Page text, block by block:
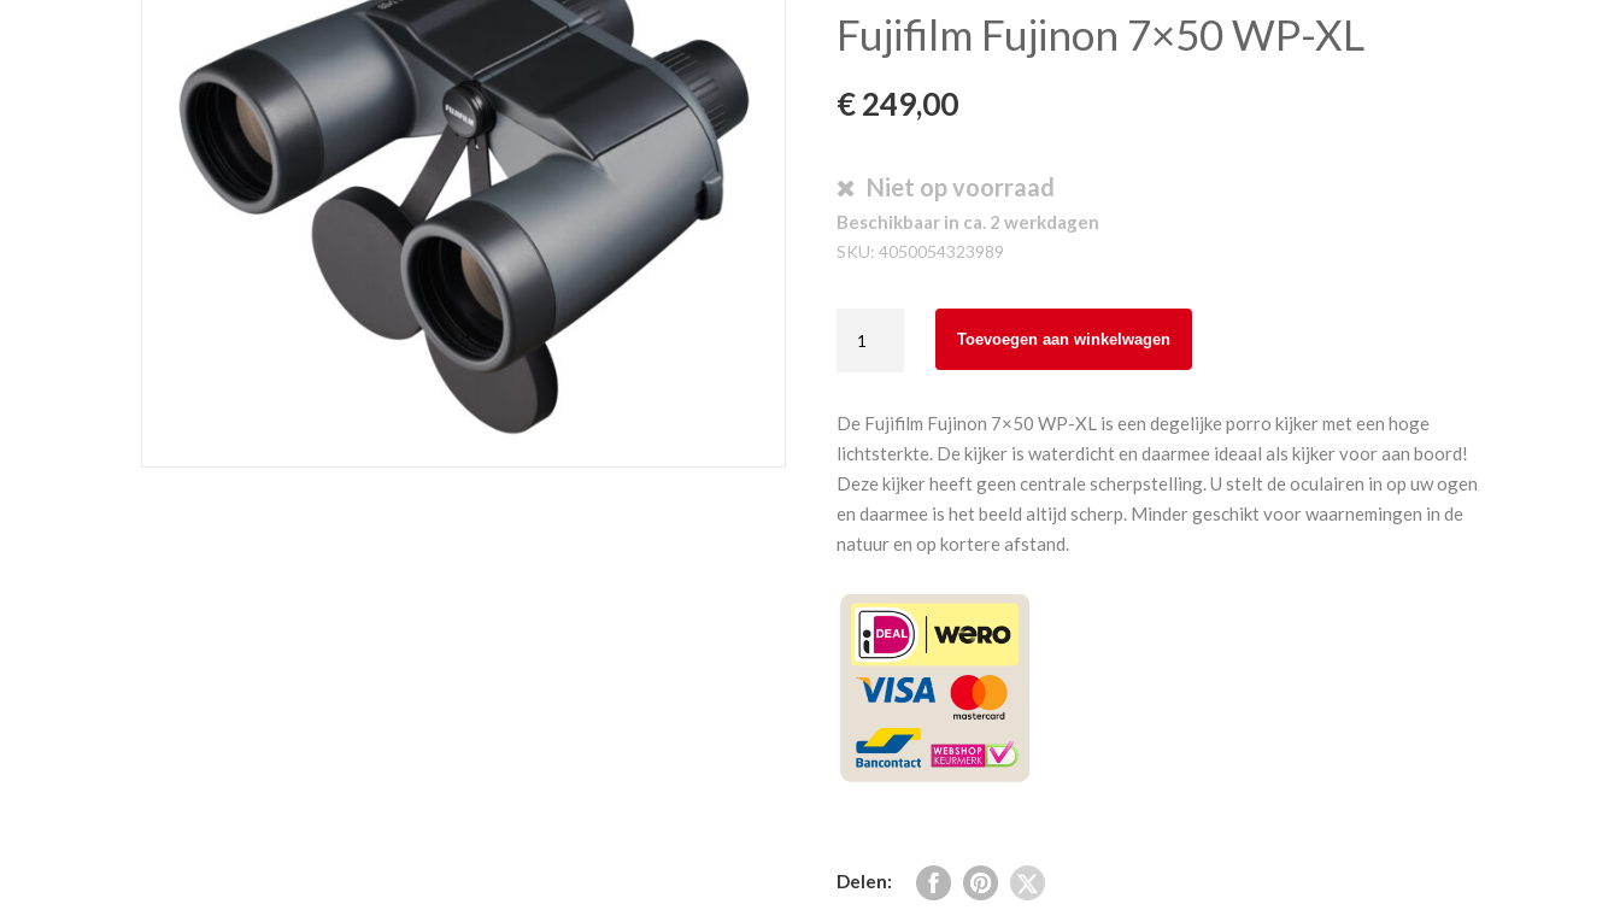
Fujifilm Fujinon 7×50 WP-XL
€249,00
Niet op voorraad
Beschikbaar in ca. 2 werkdagen
SKU:4050054323989
Fujinon
WP-
XL
aantal
Toevoegen aan winkelwagen
De Fujifilm Fujinon 7×50 WP-XL is een degelijke porro kijker met een hoge
lichtsterkte. De kijker is waterdicht en daarmee ideaal als kijker voor aan boord!
Deze kijker heeft geen centrale scherpstelling. U stelt de oculairen in op uw ogen
en daarmee is het beeld altijd scherp. Minder geschikt voor waarnemingen in de
natuur en op kortere afstand.
Delen: